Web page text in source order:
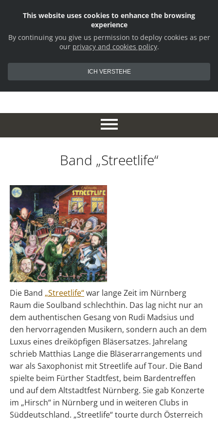
Band „Streetlife“
Die Band „Streetlife“war lange Zeit im Nürnberg
Raum die Soulband schlechthin. Das lag nicht nur an
dem authentischen Gesang von Rudi Madsius und
den hervorragenden Musikern, sondern auch an dem
Luxus eines dreiköpfigen Bläsersatzes. Jahrelang
schrieb Matthias Lange die Bläserarrangements und
war als Saxophonist mit Streetlife auf Tour. Die Band
spielte beim Fürther Stadtfest, beim Bardentreffen
und auf dem Altstadtfest Nürnberg. Sie gab Konzerte
im „Hirsch“ in Nürnberg und in weiteren Clubs in
Süddeutschland. „Streetlife“ tourte durch Österreich
This website uses cookies to enhance the browsing
experience
By continuing you give us permission to deploy cookies as per
our privacy and cookies policy.
ICH VERSTEHE